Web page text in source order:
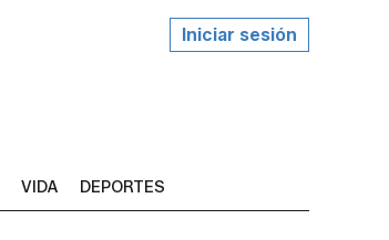
Iniciar sesión
VIDA DEPORTES